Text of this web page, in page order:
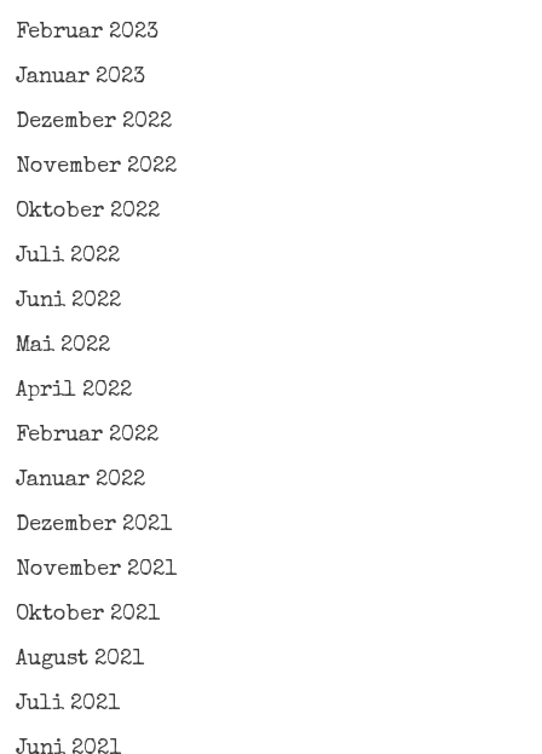
Februar 2023
Januar 2023
Dezember 2022
November 2022
Oktober 2022
Juli 2022
Juni 2022
Mai 2022
April 2022
Februar 2022
Januar 2022
Dezember 2021
November 2021
Oktober 2021
August 2021
Juli 2021
Juni 2021